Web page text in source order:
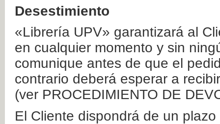
Desestimiento
«Librería UPV» garantizará al
en cualquier momento y sin
comunique antes de que el
contrario deberá esperar a
(ver PROCEDIMIENTO DE
El Cliente dispondrá de un